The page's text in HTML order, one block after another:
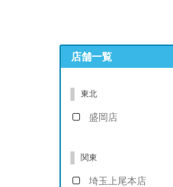
店舗一覧
東北
盛岡店
関東
埼玉上尾本店